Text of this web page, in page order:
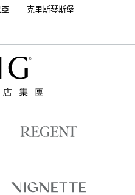
克里斯琴斯堡